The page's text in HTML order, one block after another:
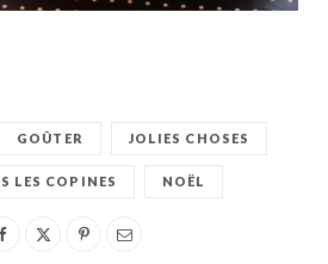
GOÛTER JOLIES CHOSES
LES COPINES NOËL